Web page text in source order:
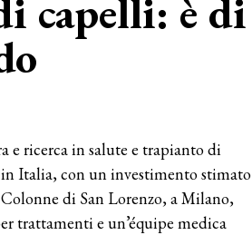
capelli: è di
e ricerca in salute e trapianto di
Italia, con un investimento stimato
di San Lorenzo, a Milano,
trattamenti e un’équipe medica